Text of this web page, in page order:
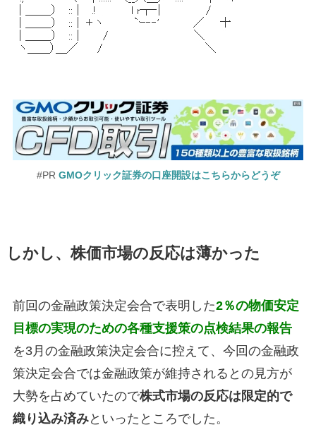
#PR GMOクリック証券の口座開設はこちらからどうぞ
しかし、株価市場の反応は薄かった
前回の金融政策決定会合で表明した2％の物価安定
目標の実現のための各種支援策の点検結果の報告
を3月の金融政策決定会合に控えて、今回の金融政
策決定会合では金融政策が維持されるとの見方が
大勢を占めていたので株式市場の反応は限定的で
織り込み済みといったところでした。